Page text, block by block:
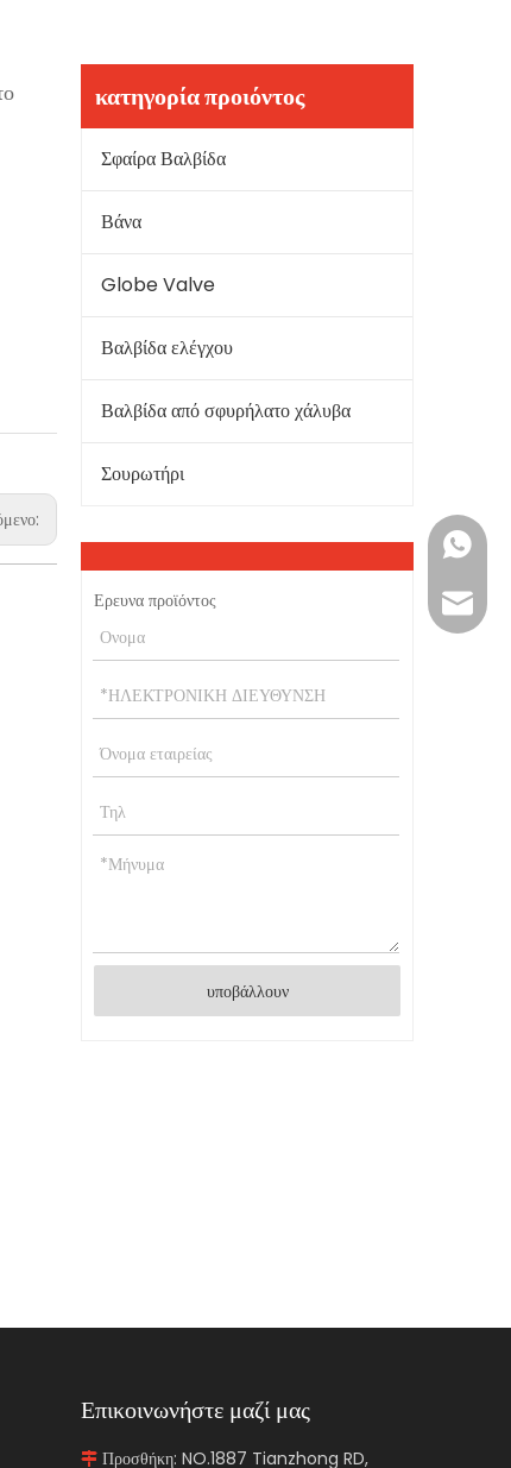
κατηγορία προιόντος
Σφαίρα Βαλβίδα
Βάνα
Globe Valve
Βαλβίδα ελέγχου
Βαλβίδα από σφυρήλατο χάλυβα
Σουρωτήρι
Ερευνα προϊόντος
υποβάλλουν
+86-
Επικοινωνήστε μαζί μας
 Προσθήκη: NO.1887 Tianzhong RD,